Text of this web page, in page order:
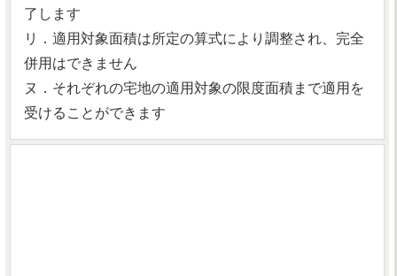
了します
リ．適用対象面積は所定の算式により調整され、完全
併用はできません
ヌ．それぞれの宅地の適用対象の限度面積まで適用を
受けることができます